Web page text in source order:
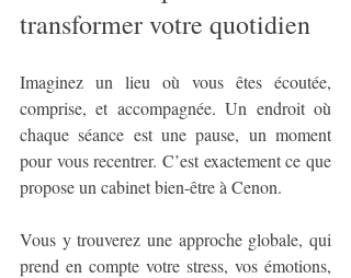
transformer votre quotidien
Imaginez un lieu où vous êtes écoutée,
comprise, et accompagnée. Un endroit où
chaque séance est une pause, un moment
pour vous recentrer. C’est exactement ce que
propose un cabinet bien-être à Cenon.
Vous y trouverez une approche globale, qui
prend en compte votre stress, vos émotions,